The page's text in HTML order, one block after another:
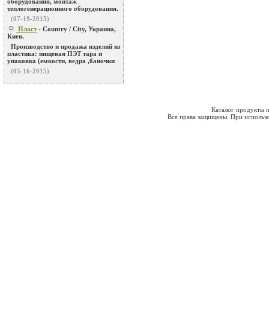
теплогенерационного оборудования.
(07-19-2015)
Пласт- Country / City, Украина,
Киев.
Производство и продажа изделий из
пластика: пищевая ПЭТ тара и
упаковка (емкости, ведра ,баночки
(05-16-2015)
Каталог продукты
Все права защищены. При